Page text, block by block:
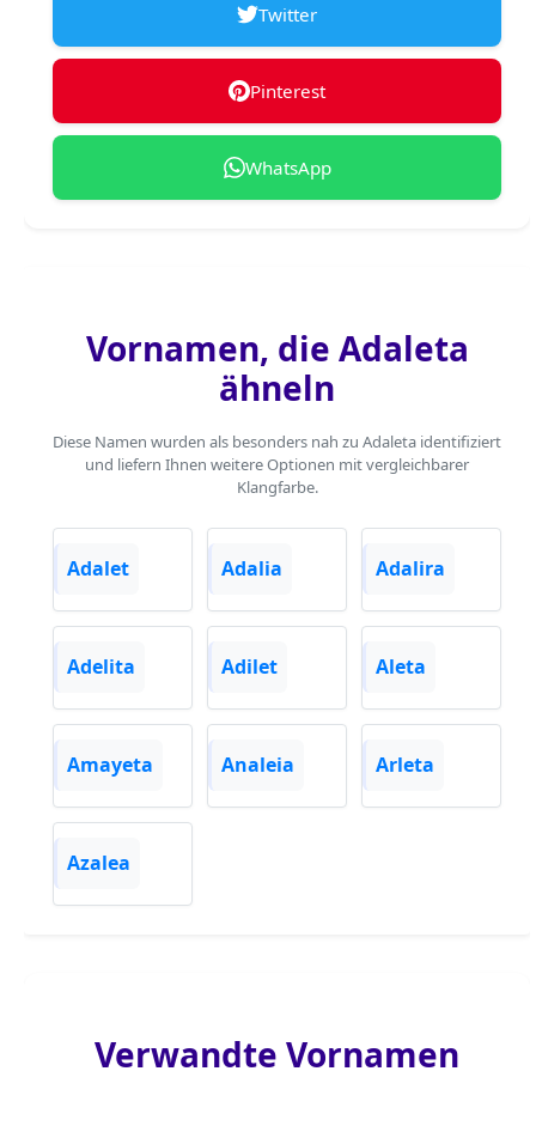
Twitter
Pinterest
WhatsApp
Vornamen, die Adaleta
ähneln
Diese Namen wurden als besonders nah zu Adaleta identifiziert
und liefern Ihnen weitere Optionen mit vergleichbarer
Klangfarbe.
Adalet Adalia Adalira
Adelita Adilet Aleta
Amayeta Analeia Arleta
Azalea
Verwandte Vornamen